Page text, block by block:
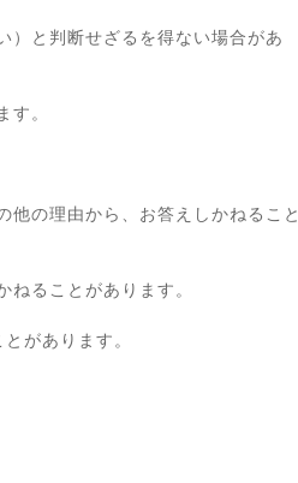
）と判断せざるを得ない場合があ
す。
他の理由から、お答えしかねること
ることがあります。
があります。